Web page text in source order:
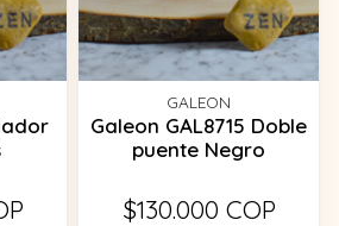
GALEON
Galeon GAL8715 Doble
puente Negro
$130.000 COP